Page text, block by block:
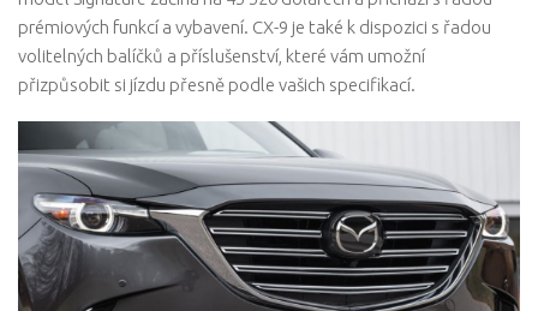
prémiových funkcí a vybavení. CX-9 je také k dispozici s řadou
volitelných balíčků a příslušenství, které vám umožní
přizpůsobit si jízdu přesně podle vašich specifikací.